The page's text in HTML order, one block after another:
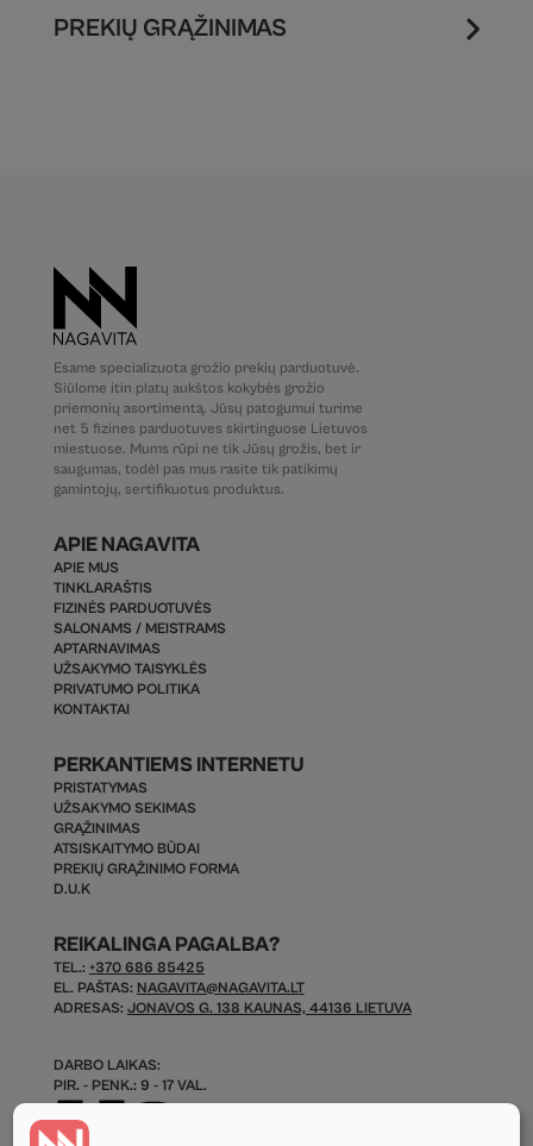
PREKIŲ GRĄŽINIMAS
Esame specializuota grožio prekių parduotuvė.
Siūlome itin platų aukštos kokybės grožio
priemonių asortimentą. Jūsų patogumui turime
net 5 fizines parduotuves skirtinguose Lietuvos
miestuose. Mums rūpi ne tik Jūsų grožis, bet ir
saugumas, todėl pas mus rasite tik patikimų
gamintojų, sertifikuotus produktus.
APIE NAGAVITA
APIE MUS
TINKLARAŠTIS
FIZINĖS PARDUOTUVĖS
SALONAMS / MEISTRAMS
APTARNAVIMAS
UŽSAKYMO TAISYKLĖS
PRIVATUMO POLITIKA
KONTAKTAI
PERKANTIEMS INTERNETU
PRISTATYMAS
UŽSAKYMO SEKIMAS
GRĄŽINIMAS
ATSISKAITYMO BŪDAI
PREKIŲ GRĄŽINIMO FORMA
D.U.K
REIKALINGA PAGALBA?
TEL.: +370 686 85425
EL. PAŠTAS: NAGAVITA@NAGAVITA.LT
ADRESAS: JONAVOS G. 138 KAUNAS, 44136 LIETUVA
DARBO LAIKAS:
PIR. - PENK.: 9 - 17 VAL.